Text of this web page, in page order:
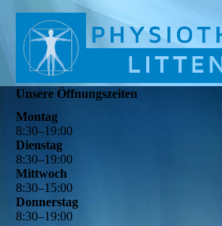
Unsere Öffnungszeiten
Montag
8:30–19:00
Dienstag
8:30–19:00
Mittwoch
8:30–15:00
Donnerstag
8:30–19:00